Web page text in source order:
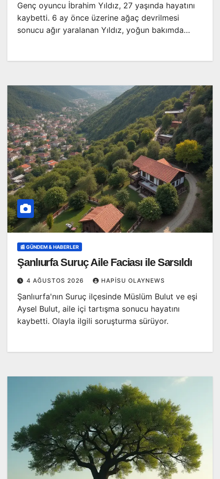
Genç oyuncu İbrahim Yıldız, 27 yaşında hayatını
kaybetti. 6 ay önce üzerine ağaç devrilmesi
sonucu ağır yaralanan Yıldız, yoğun bakımda…
📰 GÜNDEM & HABERLER
Şanlıurfa Suruç Aile Faciası ile Sarsıldı
4 AĞUSTOS 2026 HAPISU OLAYNEWS
Şanlıurfa'nın Suruç ilçesinde Müslüm Bulut ve eşi
Aysel Bulut, aile içi tartışma sonucu hayatını
kaybetti. Olayla ilgili soruşturma sürüyor.